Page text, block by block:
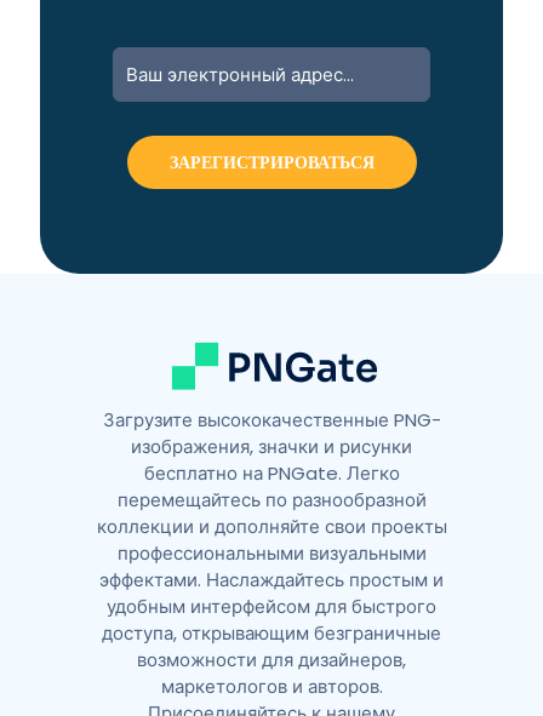
Загрузите высококачественные PNG-
изображения, значки и рисунки
бесплатно на PNGate. Легко
перемещайтесь по разнообразной
коллекции и дополняйте свои проекты
профессиональными визуальными
эффектами. Наслаждайтесь простым и
удобным интерфейсом для быстрого
доступа, открывающим безграничные
возможности для дизайнеров,
маркетологов и авторов.